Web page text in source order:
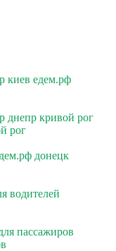
киев едем.рф
днепр кривой рог
рог
донецк
водителей
пассажиров